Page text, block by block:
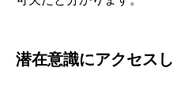
潜在意識にアクセス